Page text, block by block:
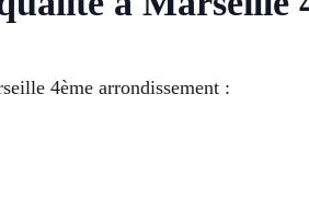
4ème arrondissement :